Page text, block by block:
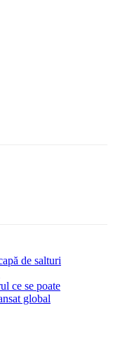
de salturi
ce se poate
global